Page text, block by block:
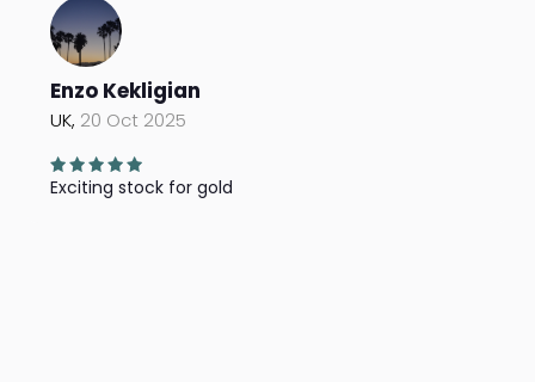
Enzo Kekligian
UK, 20 Oct 2025
Exciting stock for gold